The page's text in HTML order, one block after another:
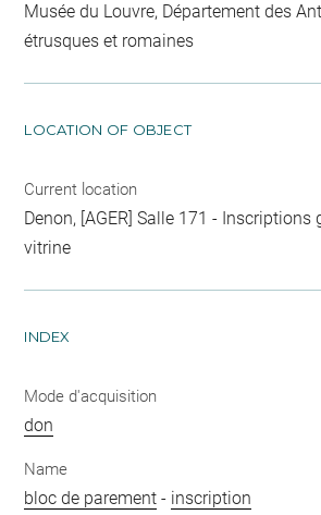
Musée du Louvre, Département des
étrusques et romaines
LOCATION OF OBJECT
Current location
Denon, [AGER] Salle 171 - Inscriptions
vitrine
INDEX
Mode d'acquisition
don
Name
bloc de parement - inscription